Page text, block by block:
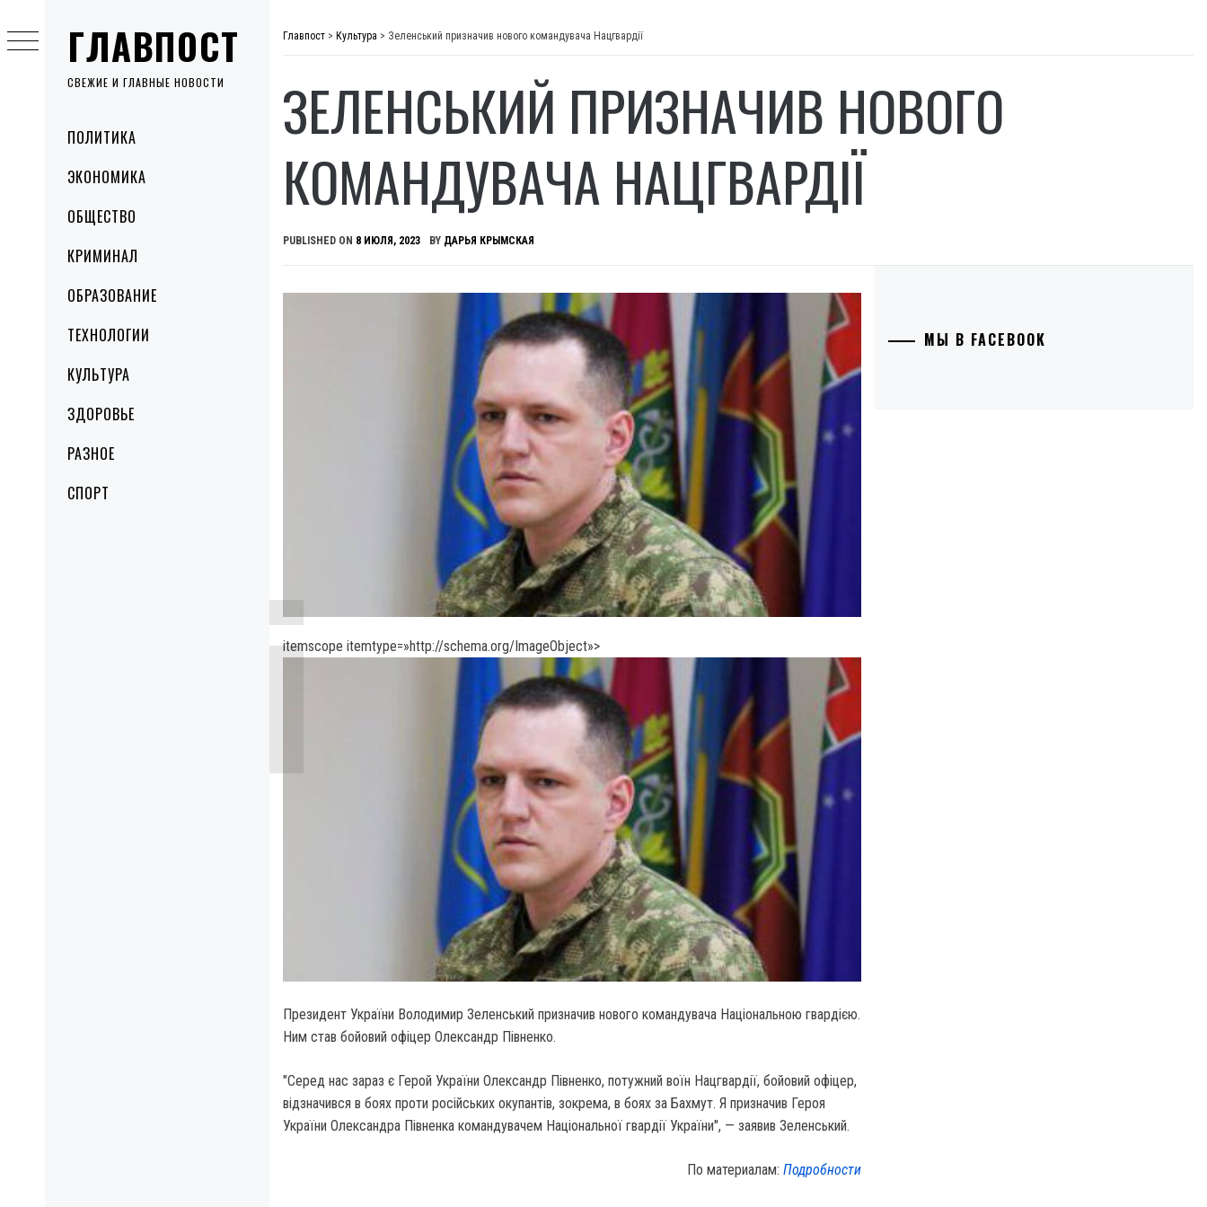
ГЛАВПОСТ
СВЕЖИЕ И ГЛАВНЫЕ НОВОСТИ
MenuПОЛИТИКА
ЭКОНОМИКА
ОБЩЕСТВО
КРИМИНАЛ
ОБРАЗОВАНИЕ
ТЕХНОЛОГИИ
КУЛЬТУРА
ЗДОРОВЬЕ
РАЗНОЕ
СПОРТ
to
content
Главпост > Культура > Зеленський призначив нового командувача Нацгвардії
ЗЕЛЕНСЬКИЙ ПРИЗНАЧИВ НОВОГО
КОМАНДУВАЧА НАЦГВАРДІЇ
PUBLISHED ON 8 ИЮЛЯ, 2023 BY ДАРЬЯ КРЫМСКАЯ
itemscope itemtype=»http://schema.org/ImageObject»>
Президент України Володимир Зеленський призначив нового командувача Національною гвардією.
Ним став бойовий офіцер Олександр Півненко.
"Серед нас зараз є Герой України Олександр Півненко, потужний воїн Нацгвардії, бойовий офіцер,
відзначився в боях проти російських окупантів, зокрема, в боях за Бахмут. Я призначив Героя
України Олександра Півненка командувачем Національної гвардії України", — заявив Зеленський.
По материалам:Подробности
МЫ В FACEBOOK